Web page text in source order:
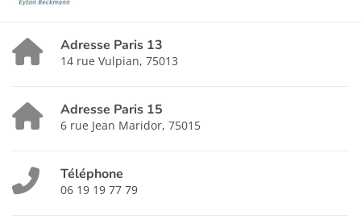
Adresse Paris 13
14 rue Vulpian, 75013
Adresse Paris 15
6 rue Jean Maridor, 75015
Téléphone
06 19 19 77 79